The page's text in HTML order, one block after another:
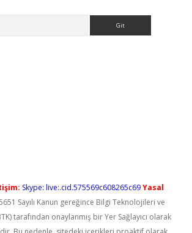
Skype: live:.cid.575569c608265c69Yasal
Sayılı Kanun gereğince Bilgi Teknolojileri ve
tarafından onaylanmış bir Yer Sağlayıcı olarak